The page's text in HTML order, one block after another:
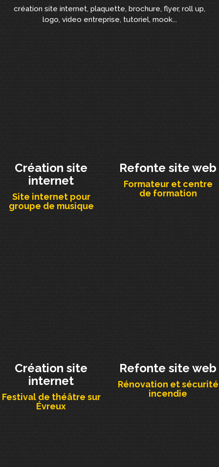
création site internet, plaquette, brochure, flyer, roll up,
logo, video entreprise, tutoriel, mook...
Création site
internet
Site internet pour
groupe de musique
Refonte site web
Formateur et centre
de formation
Création site
internet
Festival de théâtre sur
Évreux
Refonte site web
Rénovation et sécurité
incendie